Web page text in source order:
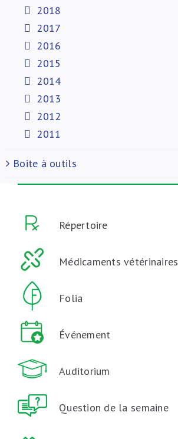
2018
2017
2016
2015
2014
2013
2012
2011
Boite à outils
Répertoire
Médicaments vétérinaires
Folia
Événement
Auditorium
Question de la semaine